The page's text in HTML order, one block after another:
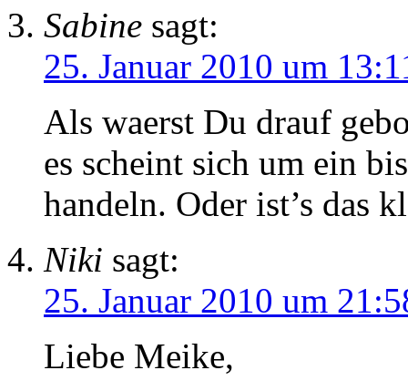
Sabine sagt:
25. Januar 2010 um
Als waerst Du drauf
es scheint sich um ein
handeln. Oder ist’s das
Niki sagt:
25. Januar 2010 um
Liebe Meike,